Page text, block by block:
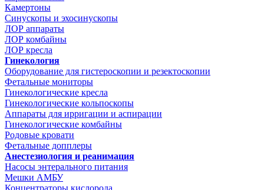
Камертоны
Синускопы и эхосинускопы
ЛОР аппараты
ЛОР комбайны
ЛОР кресла
Гинекология
Оборудование для гистероскопии и резектоскопии
Фетальные мониторы
Гинекологические кресла
Гинекологические кольпоскопы
Аппараты для ирригации и аспирации
Гинекологические комбайны
Родовые кровати
Фетальные допплеры
Анестезиология и реанимация
Насосы энтерального питания
Мешки АМБУ
Концентраторы кислорода